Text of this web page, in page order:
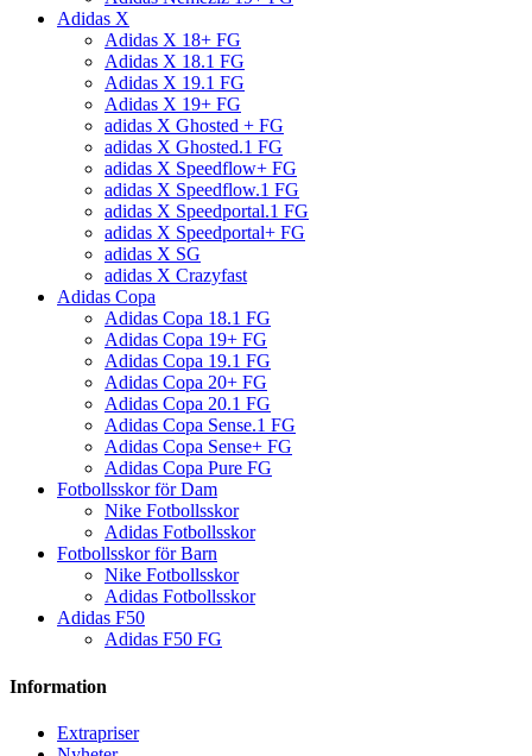
Adidas X
Adidas X 18+ FG
Adidas X 18.1 FG
Adidas X 19.1 FG
Adidas X 19+ FG
adidas X Ghosted + FG
adidas X Ghosted.1 FG
adidas X Speedflow+ FG
adidas X Speedflow.1 FG
adidas X Speedportal.1 FG
adidas X Speedportal+ FG
adidas X SG
adidas X Crazyfast
Adidas Copa
Adidas Copa 18.1 FG
Adidas Copa 19+ FG
Adidas Copa 19.1 FG
Adidas Copa 20+ FG
Adidas Copa 20.1 FG
Adidas Copa Sense.1 FG
Adidas Copa Sense+ FG
Adidas Copa Pure FG
Fotbollsskor för Dam
Nike Fotbollsskor
Adidas Fotbollsskor
Fotbollsskor för Barn
Nike Fotbollsskor
Adidas Fotbollsskor
Adidas F50
Adidas F50 FG
Information
Extrapriser